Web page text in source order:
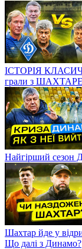
ІСТОРІЯ
грали з
Найгірший
Шахтар йде у
Що далі з Динамо?